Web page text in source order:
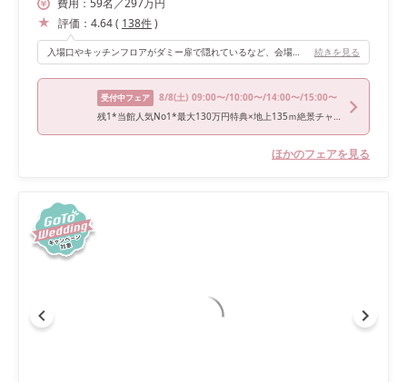
費用： 59名 ／297万円
評価： 4.64( 138件)
入場口やキッチンフロアがダミー扉で隠れているなど、会場にはゲストが喜んでくれるような仕掛けが施されているのでおすすめです！ 続きを見る
受付中フェア 8/8(土) 09:00〜/10:00〜/14:00〜/15:00〜
残1*当館人気No1*最大130万円特典×地上135ｍ絶景チャペル＆試食
ほかのフェアを見る